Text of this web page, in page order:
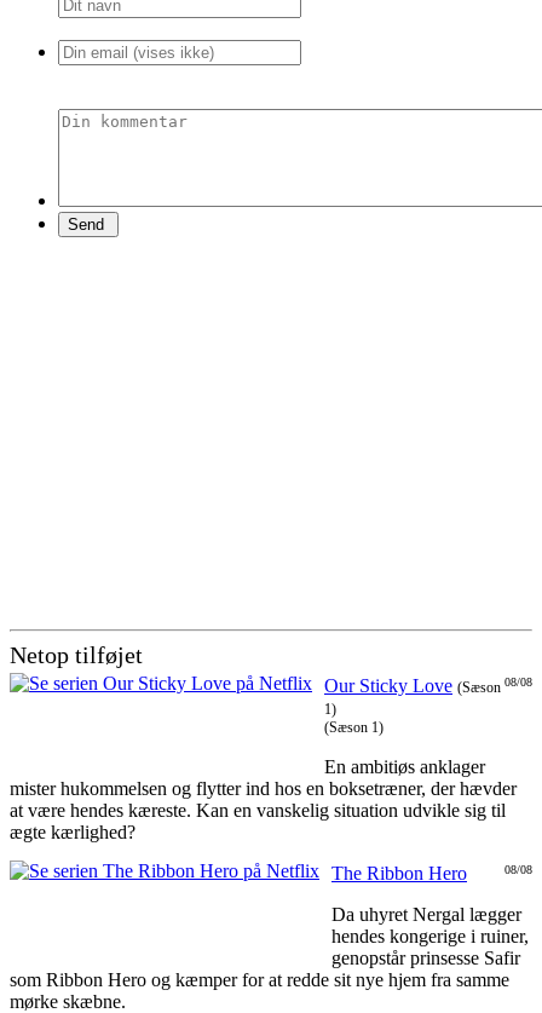
Netop tilføjet
08/08
Our Sticky Love (Sæson
1)
(Sæson 1)
En ambitiøs anklager
mister hukommelsen og flytter ind hos en boksetræner, der hævder
at være hendes kæreste. Kan en vanskelig situation udvikle sig til
ægte kærlighed?
08/08
The Ribbon Hero
Da uhyret Nergal lægger
hendes kongerige i ruiner,
genopstår prinsesse Safir
som Ribbon Hero og kæmper for at redde sit nye hjem fra samme
mørke skæbne.